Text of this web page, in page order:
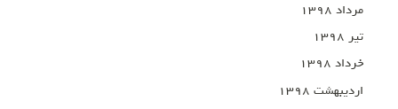
مرداد ۱۳۹۸
تیر ۱۳۹۸
خرداد ۱۳۹۸
اردیبهشت ۱۳۹۸